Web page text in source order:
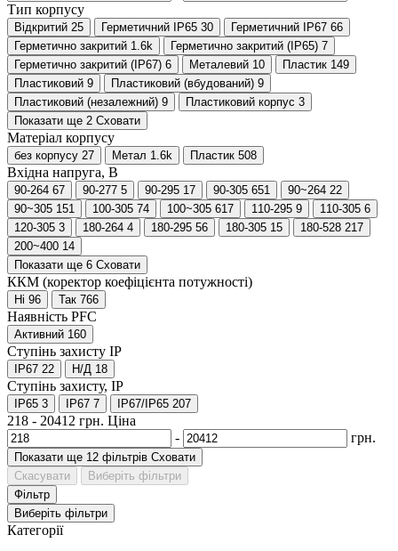
Тип корпусу
Відкритий 25 Герметичний IP65 30 Герметичний IP67 66
Герметично закритий 1.6k Герметично закритий (IP65) 7
Герметично закритий (IP67) 6 Металевий 10 Пластик 149
Пластиковий 9 Пластиковий (вбудований) 9
Пластиковий (незалежний) 9 Пластиковий корпус 3
Показати ще 2 Сховати
Матеріал корпусу
без корпусу 27 Метал 1.6k Пластик 508
Вхідна напруга, В
90-264 67 90-277 5 90-295 17 90-305 651 90~264 22
90~305 151 100-305 74 100~305 617 110-295 9 110-305 6
120-305 3 180-264 4 180-295 56 180-305 15 180-528 217
200~400 14
Показати ще 6 Сховати
ККМ (коректор коефіцієнта потужності)
Ні 96 Так 766
Наявність PFC
Активний 160
Ступінь захисту IP
IP67 22 Н/Д 18
Ступінь захисту, IP
IP65 3 IP67 7 IP67/IP65 207
218 - 20412 грн. Ціна
-
грн.
Показати ще 12 фільтрів Сховати
Скасувати
Виберіть фільтри
Фільтр
Виберіть фільтри
Категорії